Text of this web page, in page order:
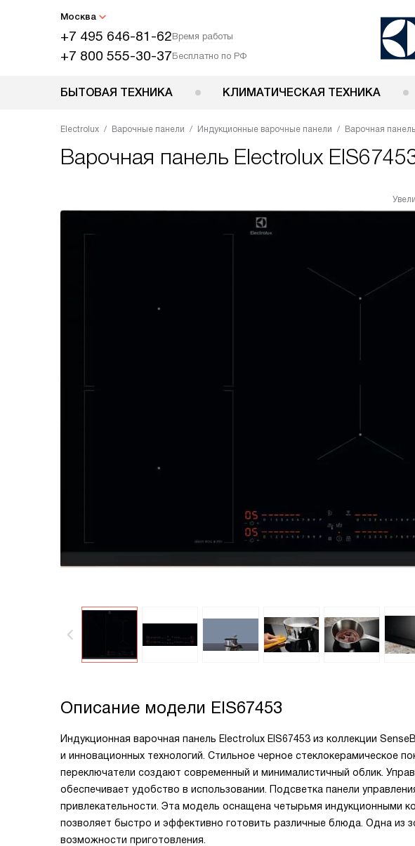
Москва
+7 495 646-81-62Время работы
+7 800 555-30-37Бесплатно по РФ
БЫТОВАЯ ТЕХНИКА КЛИМАТИЧЕСКАЯ ТЕХНИКА
Electrolux Варочные панели Индукционные варочные панели Варочная
Варочная панель Electrolux
Описание модели EIS67453
Индукционная варочная панель Electrolux EIS67453 из коллекции
и инновационных технологий. Стильное черное стеклокерамическое
переключатели создают современный и минималистичный облик.
обеспечивает удобство в использовании. Подсветка панели
привлекательности. Эта модель оснащена четырьмя индукционными
позволяет быстро и эффективно готовить различные блюда. Одна из
возможности приготовления.